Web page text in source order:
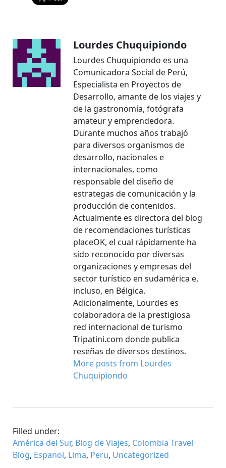
Lourdes Chuquipiondo
Lourdes Chuquipiondo es una
Comunicadora Social de Perú,
Especialista en Proyectos de
Desarrollo, amante de los viajes y
de la gastronomía, fotógrafa
amateur y emprendedora.
Durante muchos años trabajó
para diversos organismos de
desarrollo, nacionales e
internacionales, como
responsable del diseño de
estrategas de comunicación y la
producción de contenidos.
Actualmente es directora del blog
de recomendaciones turísticas
placeOK, el cual rápidamente ha
sido reconocido por diversas
organizaciones y empresas del
sector turístico en sudamérica e,
incluso, en Bélgica.
Adicionalmente, Lourdes es
colaboradora de la prestigiosa
red internacional de turismo
Tripatini.com donde publica
reseñas de diversos destinos.
More posts from Lourdes
Chuquipiondo
Filled under:
América del Sur, Blog de Viajes, Colombia Travel
Blog, Espanol, Lima, Peru, Uncategorized